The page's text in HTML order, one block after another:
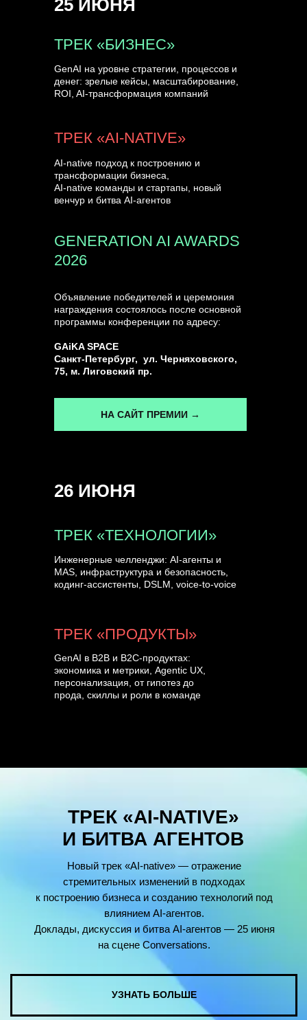
Объявление победителей и церемония
награждения состоялось после основной
программы конференции по адресу:
GAiKA SPACE
Санкт-Петербург, ул. Черняховского,
75, м. Лиговский пр.
ТРЕК «БИЗНЕС»
GENERATION AI AWARDS
2026
GenAI на уровне стратегии, процессов и
денег: зрелые кейсы, масштабирование,
ROI, AI-трансформация компаний
AI-native подход к построению и
трансформации бизнеса,
AI-native команды и стартапы, новый
венчур и битва AI-агентов
ТРЕК «AI-NATIVE»
25 ИЮНЯ
26 ИЮНЯ
ТРЕК «ПРОДУКТЫ»
GenAI в B2B и B2C-продуктах:
экономика и метрики, Agentic UX,
персонализация, от гипотез до
прода, скиллы и роли в команде
Инженерные челленджи: AI-агенты и
MAS, инфраструктура и безопасность,
кодинг-ассистенты, DSLM, voice-to-voice
ТРЕК «ТЕХНОЛОГИИ»
НА САЙТ ПРЕМИИ →
УЗНАТЬ БОЛЬШЕ
ГЕНЕРАЛЬНЫЙ ИНФОПАРТНЕР
CONVERSATIONS